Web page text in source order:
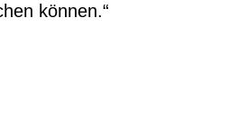
können.“